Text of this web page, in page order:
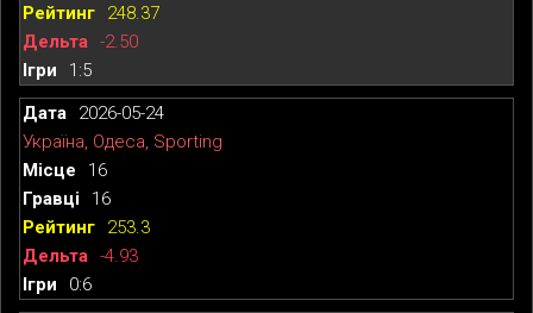
248.37
-2.50
1:5
2026-05-24
Україна, Одеса, Sporting
16
16
253.3
-4.93
0:6